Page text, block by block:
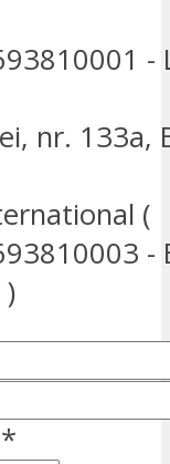
-
nr. 133a,
(
-
*